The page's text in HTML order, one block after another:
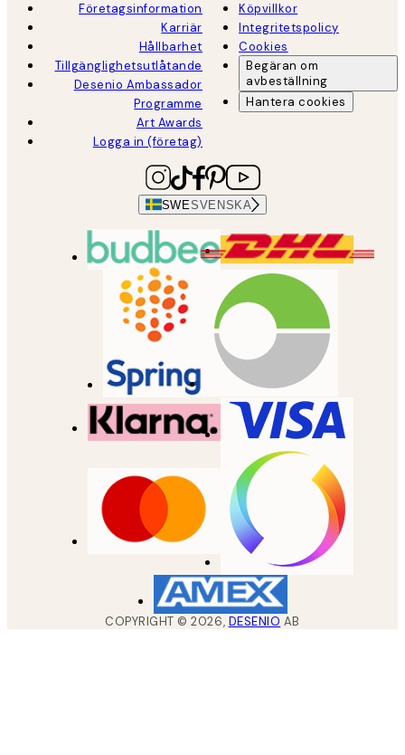
Företagsinformation
Karriär
Hållbarhet
Tillgänglighetsutlåtande
Desenio Ambassador
Programme
Art Awards
Logga in (företag)
Köpvillkor
Integritetspolicy
Cookies
Begäran om
avbeställning
Hantera cookies
SWESVENSKA
COPYRIGHT ©2026, DESENIO AB